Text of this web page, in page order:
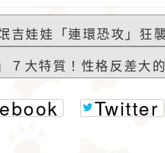
吉娃娃「連環恐攻」狂
７大特質！性格反差大
Twitter